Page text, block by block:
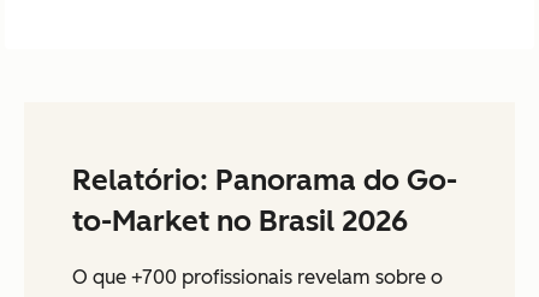
Relatório: Panorama do Go-
to-Market no Brasil 2026
O que +700 profissionais revelam sobre o